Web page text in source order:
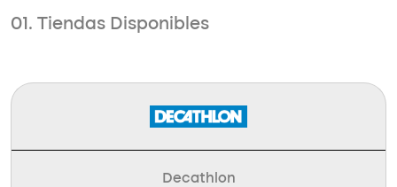
01. Tiendas Disponibles
Decathlon